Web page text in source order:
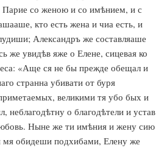
Парие со женою и со имѣнием, и с
кто есть жена и чиа есть, и
Александръ же составляаше
же увидѣв яже о Елене, сицевая ко
«Аще ся не бы прежде обещал и
странна убивати от буря
великими тя убо бых и
о благодѣтели и устав
Ныне же ти имѣния и жену сию
обидеши подхибами, Елену же